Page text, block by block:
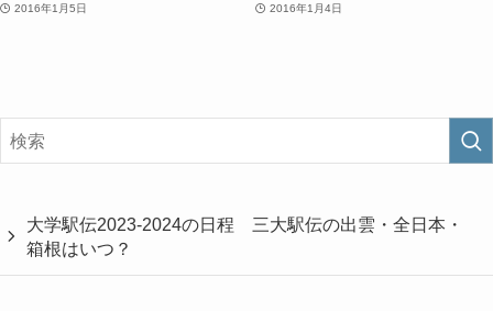
2016年1月5日 2016年1月4日
大学駅伝2023-2024の日程 三大駅伝の出雲・全日本・
箱根はいつ？